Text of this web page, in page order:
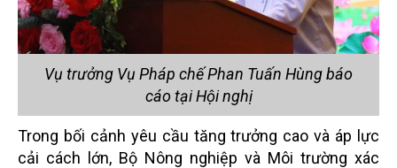
Vụ trưởng Vụ Pháp chế Phan Tuấn Hùng báo
cáo tại Hội nghị
Trong bối cảnh yêu cầu tăng trưởng cao và áp lực
cải cách lớn, Bộ Nông nghiệp và Môi trường xác